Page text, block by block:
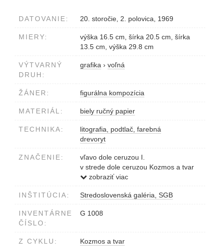
DATOVANIE: 20. storočie, 2. polovica, 1969
MIERY:
výška 16.5 cm, šírka 20.5 cm, šírka
13.5 cm, výška 29.8 cm
VÝTVARNÝ
DRUH:
grafika › voľná
ŽÁNER: figurálna kompozícia
MATERIÁL: biely ručný papier
TECHNIKA:
litografia, podtlač, farebná
drevoryt
ZNAČENIE:
vľavo dole ceruzou I.
v strede dole ceruzou Kozmos a tvar
vpravo dole ceruzou Szabó Gy.69.
zobraziť viac
INŠTITÚCIA: Stredoslovenská galéria, SGB
INVENTÁRNE
ČÍSLO:
G 1008
Z CYKLU: Kozmos a tvar